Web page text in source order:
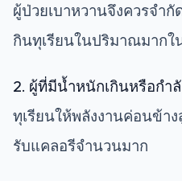
ผู้ป่วยเบาหวานจึงควรจำ
กินทุเรียนในปริมาณมากใ
2. ผู้ที่มีน้ำหนักเกินหรือกำ
ทุเรียนให้พลังงานค่อนข้า
รับแคลอรีจำนวนมาก